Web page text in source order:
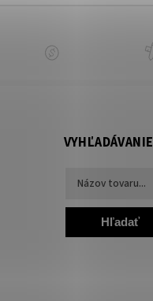
VYHĽADÁVANIE
Hľadať